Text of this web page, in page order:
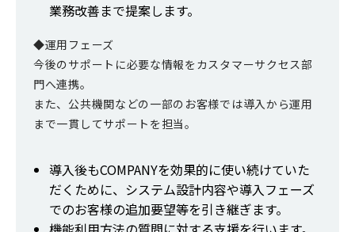
業務改善まで提案します。
◆運用フェーズ
今後のサポートに必要な情報をカスタマーサクセス部
門へ連携。
また、公共機関などの一部のお客様では導入から運用
まで一貫してサポートを担当。
導入後もCOMPANYを効果的に使い続けていた
だくために、システム設計内容や導入フェーズ
でのお客様の追加要望等を引き継ぎます。